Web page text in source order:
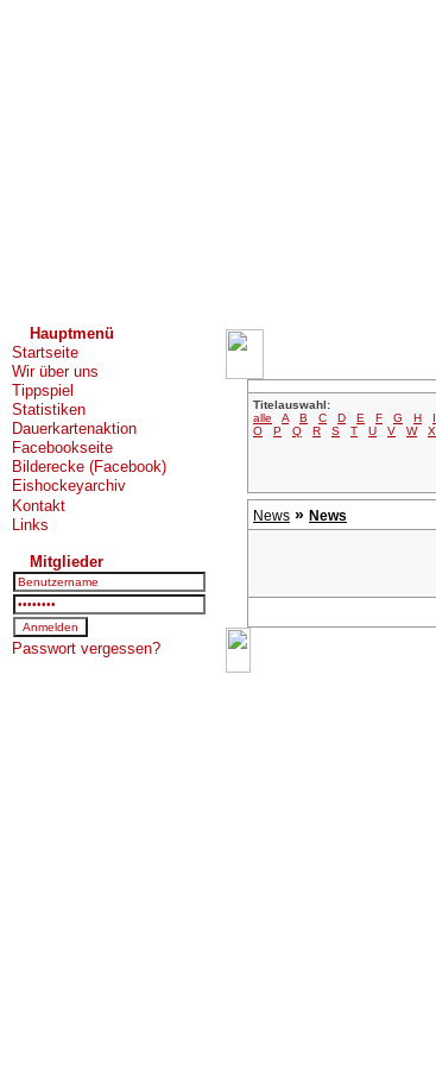
Hauptmenü
Startseite
Wir über uns
Tippspiel
Statistiken
Dauerkartenaktion
Facebookseite
Bilderecke (Facebook)
Eishockeyarchiv
Kontakt
Links
Mitglieder
Passwort vergessen?
Titelauswahl:
alle
A B C D E F G H I
O
P Q R S T U V W X
News » News